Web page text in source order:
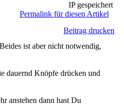
IP gespeichert
Permalink für diesen Artikel
Beitrag drucken
ist aber nicht notwendig,
dauernd Knöpfe drücken und
anstehen dann hast Du